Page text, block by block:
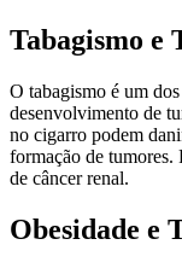
Tabagismo e
O tabagismo é um
desenvolvimento de
no cigarro podem
formação de tumores.
de câncer renal.
Obesidade e